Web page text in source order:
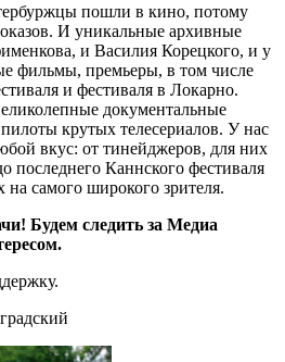
пошли в кино, потому
И уникальные архивные
и Василия Корецкого, и у
фильмы, премьеры, в том числе
и фестиваля в Локарно.
документальные
крутых телесериалов. У нас
вкус: от тинейджеров, для них
последнего Каннского фестиваля
на самого широкого зрителя.
Будем следить за Медиа